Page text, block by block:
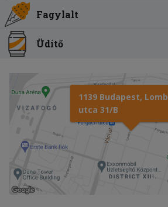
Fagylalt
Üdítő
1139 Budapest, Lomb
utca 31/B